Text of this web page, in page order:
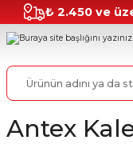
₺ 2.450 ve
Antex